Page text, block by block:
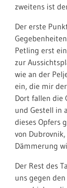
zweitens ist
Der erste
Petling erst
zur
wie an der
ein, die mir
Dort fallen die
und Gestell in
dieses Opfers
von
Dämmerung
Der Rest des
uns gegen